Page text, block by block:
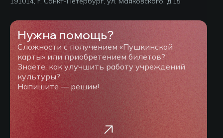
Нужна помощь?
Сложности с получением «Пушкинской
карты» или приобретением билетов?
Знаете, как улучшить работу учреждений
культуры?
Напишите — решим!